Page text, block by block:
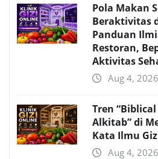
Pola Makan
Beraktivitas
Panduan
Restoran,
Aktivitas
Aug 4, 2026
Tren
Alkitab” di
Kata Ilmu
Aug 4, 2026